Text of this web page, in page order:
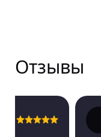
Отзывы